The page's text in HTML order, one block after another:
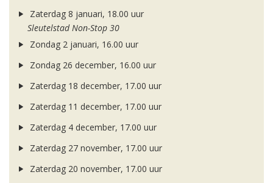
Zaterdag 8 januari, 18.00 uur
Sleutelstad Non-Stop 30
Zondag 2 januari, 16.00 uur
Zondag 26 december, 16.00 uur
Zaterdag 18 december, 17.00 uur
Zaterdag 11 december, 17.00 uur
Zaterdag 4 december, 17.00 uur
Zaterdag 27 november, 17.00 uur
Zaterdag 20 november, 17.00 uur